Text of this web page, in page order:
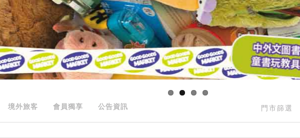
門市篩選
境外旅客 會員獨享 公告資訊